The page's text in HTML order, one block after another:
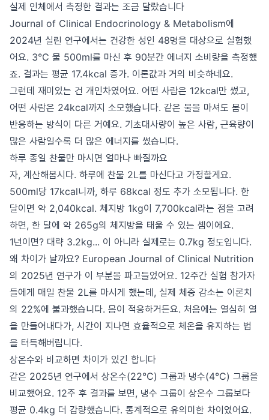
실제 인체에서 측정한 결과는 조금 달랐습니다
Journal of Clinical Endocrinology & Metabolism에
2024년 실린 연구에서는 건강한 성인 48명을 대상으로 실험했
어요. 3°C 물 500ml를 마신 후 90분간 에너지 소비량을 측정했
죠. 결과는 평균 17.4kcal 증가. 이론값과 거의 비슷하네요.
그런데 재미있는 건 개인차였어요. 어떤 사람은 12kcal만 썼고,
어떤 사람은 24kcal까지 소모했습니다. 같은 물을 마셔도 몸이
반응하는 방식이 다른 거예요. 기초대사량이 높은 사람, 근육량이
많은 사람일수록 더 많은 에너지를 썼습니다.
하루 종일 찬물만 마시면 얼마나 빠질까요
자, 계산해봅시다. 하루에 찬물 2L를 마신다고 가정할게요.
500ml당 17kcal니까, 하루 68kcal 정도 추가 소모됩니다. 한
달이면 약 2,040kcal. 체지방 1kg이 7,700kcal라는 점을 고려
하면, 한 달에 약 265g의 체지방을 태울 수 있는 셈이에요.
1년이면? 대략 3.2kg... 이 아니라 실제로는 0.7kg 정도입니다.
왜 차이가 날까요? European Journal of Clinical Nutrition
의 2025년 연구가 이 부분을 파고들었어요. 12주간 실험 참가자
들에게 매일 찬물 2L를 마시게 했는데, 실제 체중 감소는 이론치
의 22%에 불과했습니다. 몸이 적응하거든요. 처음에는 열심히 열
을 만들어내다가, 시간이 지나면 효율적으로 체온을 유지하는 법
을 터득해버립니다.
상온수와 비교하면 차이가 있긴 합니다
같은 2025년 연구에서 상온수(22°C) 그룹과 냉수(4°C) 그룹을
비교했어요. 12주 후 결과를 보면, 냉수 그룹이 상온수 그룹보다
평균 0.4kg 더 감량했습니다. 통계적으로 유의미한 차이였어요.